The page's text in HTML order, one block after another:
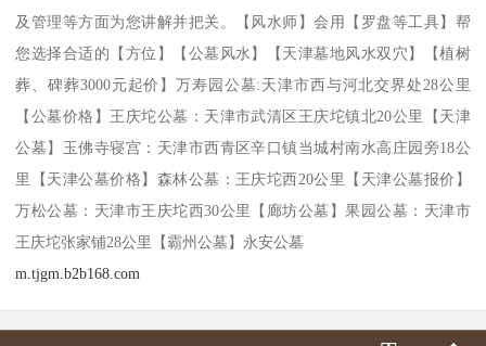
及管理等方面为您讲解并把关。【风水师】会用【罗盘等工具】帮
您选择合适的【方位】【公墓风水】【天津墓地风水双穴】【植树
葬、碑葬3000元起价】万寿园公墓:天津市西与河北交界处28公里
【公墓价格】王庆坨公墓：天津市武清区王庆坨镇北20公里【天津
公墓】玉佛寺寝宫：天津市西青区辛口镇当城村南水高庄园旁18公
里【天津公墓价格】森林公墓：王庆坨西20公里【天津公墓报价】
万松公墓：天津市王庆坨西30公里【廊坊公墓】果园公墓：天津市
王庆坨张家铺28公里【霸州公墓】永安公墓
m.tjgm.b2b168.com